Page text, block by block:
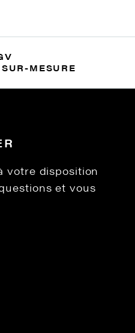
MESURE
votre disposition
et vous